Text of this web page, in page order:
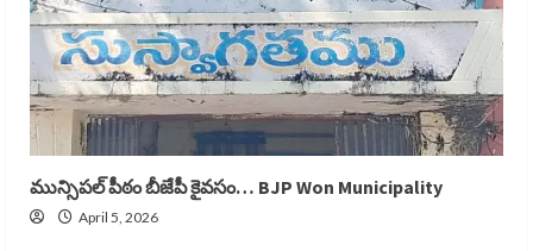
మున్సిపల్ పీఠం బీజేపీ కైవసం… BJP Won Municipality
April 5, 2026